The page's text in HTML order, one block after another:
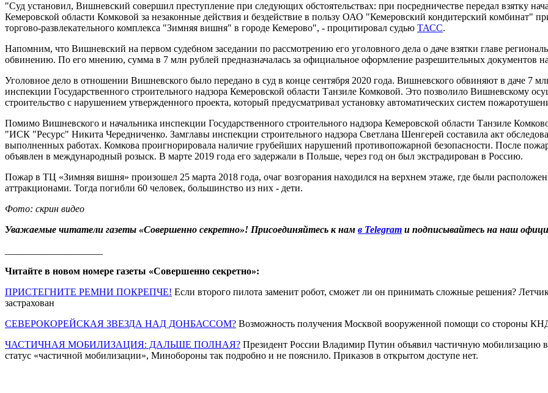
"Суд установил, Вишневский совершил преступление при следующих обстоятельствах: при посредничестве передал взятку
Кемеровской области Комковой за незаконные действия и бездействие в пользу ОАО "Кемеровский кондитерский комбинат"
торгово-развлекательного комплекса "Зимняя вишня" в городе Кемерово", - процитировал судью ТАСС.
Напомним, что Вишневский на первом судебном заседании по рассмотрению его уголовного дела о даче взятки главе
обвинению. По его мнению, сумма в 7 млн рублей предназначалась за официальное оформление разрешительных документов на
Уголовное дело в отношении Вишневского было передано в суд в конце сентября 2020 года. Вишневского обвиняют в даче 7
инспекции Государственного строительного надзора Кемеровской области Танзиле Комковой. Это позволило Вишневскому
строительство с нарушением утвержденного проекта, который предусматривал установку автоматических систем
Помимо Вишневского и начальника инспекции Государственного строительного надзора Кемеровской области Танзиле
"ИСК "Ресурс" Никита Чередниченко. Замглавы инспекции строительного надзора Светлана Шенгерей составила акт
выполненных работах. Комкова проигнорировала наличие грубейших нарушений противопожарной безопасности. После
объявлен в международный розыск. В марте 2019 года его задержали в Польше, через год он был экстрадирован в Россию.
Пожар в ТЦ «Зимняя вишня» произошел 25 марта 2018 года, очаг возгорания находился на верхнем этаже, где были
аттракционами. Тогда погибли 60 человек, большинство из них - дети.
Фото: скрин видео
Уважаемые читатели газеты «Совершенно секретно»! Присоединяйтесь к нам в Telegram и подписывайтесь на наш
Читайте в новом номере газеты «Совершенно секретно»:
ПРИСТЕГНИТЕ РЕМНИ ПОКРЕПЧЕ! Если второго пилота заменит робот, сможет ли он принимать сложные решения?
застрахован
СЕВЕРОКОРЕЙСКАЯ ЗВЕЗДА НАД ДОНБАССОМ? Возможность получения Москвой вооруженной помощи со стороны
ЧАСТИЧНАЯ МОБИЛИЗАЦИЯ: ДАЛЬШЕ ПОЛНАЯ? Президент России Владимир Путин объявил частичную мобилизацию в
статус «частичной мобилизации», Минобороны так подробно и не пояснило. Приказов в открытом доступе нет.